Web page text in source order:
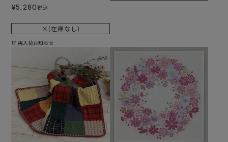
¥5,280税込
×(在庫なし)
再入荷お知らせ